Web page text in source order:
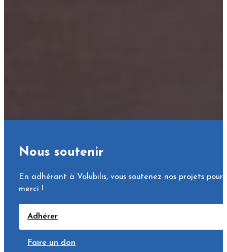
Nous soutenir
En adhérant à Volubilis, vous soutenez nos projets
merci !
Adhérer
Faire un don